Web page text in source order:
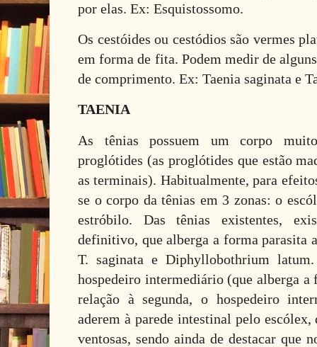
por elas. Ex: Esquistossomo.
Os cestóides ou cestódios são vermes
em forma de fita. Podem medir de
de comprimento. Ex: Taenia saginata e
TAENIA
As tênias possuem um corpo
proglótides (as proglótides que estão
as terminais). Habitualmente, para
se o corpo da tênias em 3 zonas: o
estróbilo. Das tênias existentes,
definitivo, que alberga a forma parasita
T. saginata e Diphyllobothrium
hospedeiro intermediário (que alberga
relação à segunda, o hospedeiro
aderem à parede intestinal pelo
ventosas, sendo ainda de destacar que